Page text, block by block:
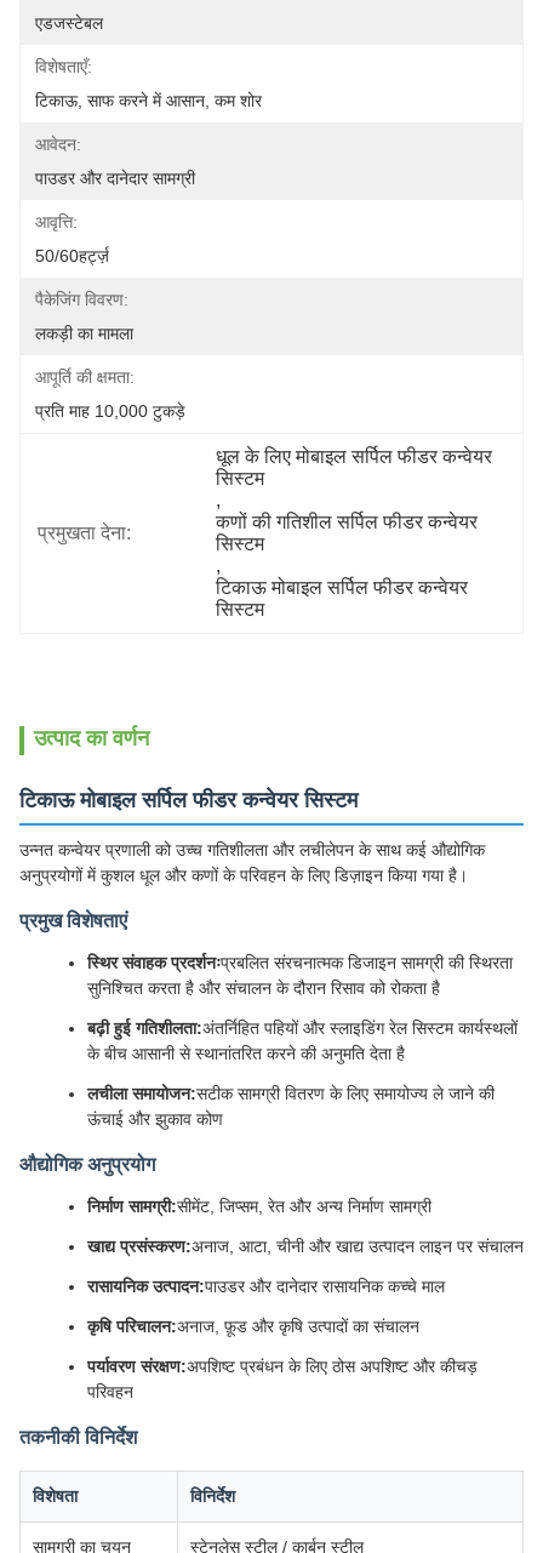
एडजस्टेबल
विशेषताएँ:
टिकाऊ, साफ करने में आसान, कम शोर
आवेदन:
पाउडर और दानेदार सामग्री
आवृत्ति:
50/60हर्ट्ज़
पैकेजिंग विवरण:
लकड़ी का मामला
आपूर्ति की क्षमता:
प्रति माह 10,000 टुकड़े
प्रमुखता देना:
धूल के लिए मोबाइल सर्पिल फीडर कन्वेयर
सिस्टम
,
कणों की गतिशील सर्पिल फीडर कन्वेयर
सिस्टम
,
टिकाऊ मोबाइल सर्पिल फीडर कन्वेयर
सिस्टम
उत्पाद का वर्णन
टिकाऊ मोबाइल सर्पिल फीडर कन्वेयर सिस्टम
उन्नत कन्वेयर प्रणाली को उच्च गतिशीलता और लचीलेपन के साथ कई औद्योगिक
अनुप्रयोगों में कुशल धूल और कणों के परिवहन के लिए डिज़ाइन किया गया है।
प्रमुख विशेषताएं
स्थिर संवाहक प्रदर्शनःप्रबलित संरचनात्मक डिजाइन सामग्री की स्थिरता
सुनिश्चित करता है और संचालन के दौरान रिसाव को रोकता है
बढ़ी हुई गतिशीलता:अंतर्निहित पहियों और स्लाइडिंग रेल सिस्टम कार्यस्थलों
के बीच आसानी से स्थानांतरित करने की अनुमति देता है
लचीला समायोजन:सटीक सामग्री वितरण के लिए समायोज्य ले जाने की
ऊंचाई और झुकाव कोण
औद्योगिक अनुप्रयोग
निर्माण सामग्री:सीमेंट, जिप्सम, रेत और अन्य निर्माण सामग्री
खाद्य प्रसंस्करण:अनाज, आटा, चीनी और खाद्य उत्पादन लाइन पर संचालन
रासायनिक उत्पादन:पाउडर और दानेदार रासायनिक कच्चे माल
कृषि परिचालन:अनाज, फ़ूड और कृषि उत्पादों का संचालन
पर्यावरण संरक्षण:अपशिष्ट प्रबंधन के लिए ठोस अपशिष्ट और कीचड़
परिवहन
तकनीकी विनिर्देश
विशेषता विनिर्देश
सामग्री का चयन स्टेनलेस स्टील / कार्बन स्टील